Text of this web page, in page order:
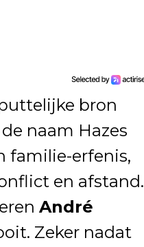
bron
naam Hazes
familie-erfenis,
en afstand.
André
Zeker nadat